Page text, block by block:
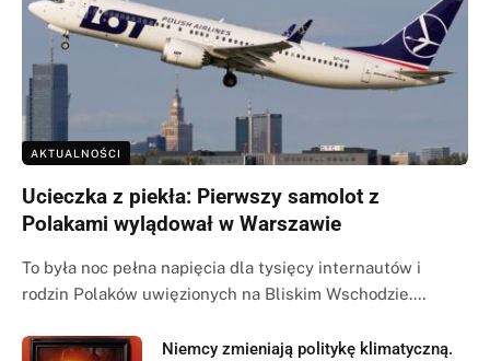
AKTUALNOŚCI
Ucieczka z piekła: Pierwszy samolot z
Polakami wylądował w Warszawie
To była noc pełna napięcia dla tysięcy internautów i
rodzin Polaków uwięzionych na Bliskim Wschodzie.…
Niemcy zmieniają politykę klimatyczną.